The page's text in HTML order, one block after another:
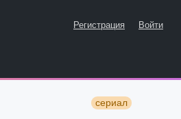
Регистрация Войти
сериал